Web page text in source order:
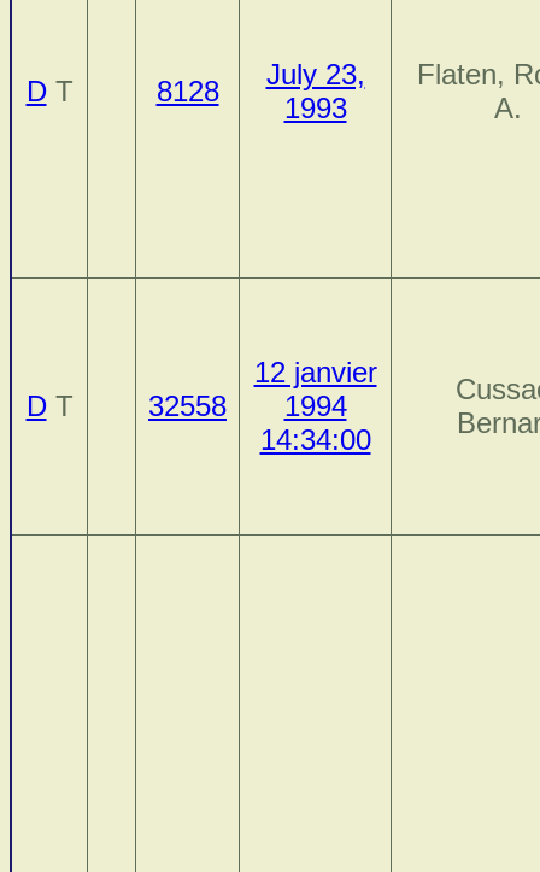
DT 8128
July 23,
1993
Flaten,
A.
DT 32558
12 janvier
1994
14:34:00